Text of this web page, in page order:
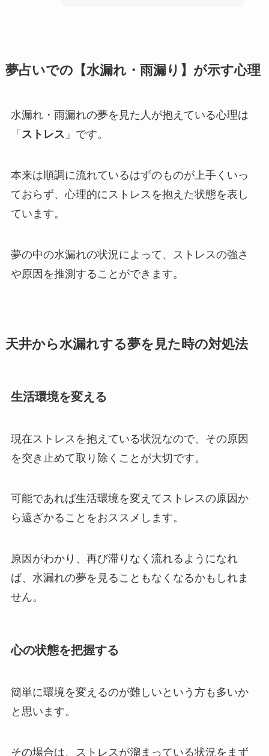
夢占いでの【水漏れ・雨漏り】が示す心理
水漏れ・雨漏れの夢を見た人が抱えている心理は
「 ストレス 」です。
本来は順調に流れているはずのものが上手くいっ
ておらず、心理的にストレスを抱えた状態を表し
ています。
夢の中の水漏れの状況によって、ストレスの強さ
や原因を推測することができます。
天井から水漏れする夢を見た時の対処法
生活環境を変える
現在ストレスを抱えている状況なので、その原因
を突き止めて取り除くことが大切です。
可能であれば生活環境を変えてストレスの原因か
ら遠ざかることをおススメします。
原因がわかり、再び滞りなく流れるようになれ
ば、水漏れの夢を見ることもなくなるかもしれま
せん。
心の状態を把握する
簡単に環境を変えるのが難しいという方も多いか
と思います。
その場合は、ストレスが溜まっている状況をまず